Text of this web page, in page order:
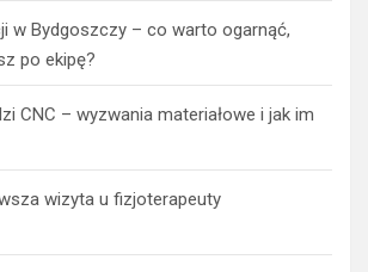
w Bydgoszczy – co warto ogarnąć,
po ekipę?
CNC – wyzwania materiałowe i jak im
wizyta u fizjoterapeuty